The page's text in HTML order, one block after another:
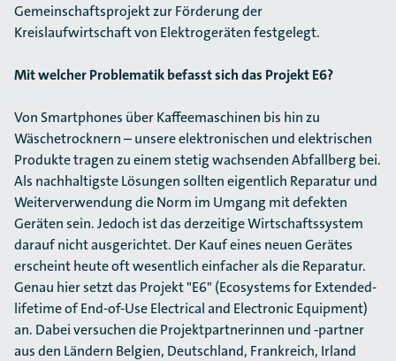
Gemeinschaftsprojekt zur Förderung der
Kreislaufwirtschaft von Elektrogeräten festgelegt.
Mit welcher Problematik befasst sich das Projekt E6?
Von Smartphones über Kaffeemaschinen bis hin zu
Wäschetrocknern – unsere elektronischen und elektrischen
Produkte tragen zu einem stetig wachsenden Abfallberg bei.
Als nachhaltigste Lösungen sollten eigentlich Reparatur und
Weiterverwendung die Norm im Umgang mit defekten
Geräten sein. Jedoch ist das derzeitige Wirtschaftssystem
darauf nicht ausgerichtet. Der Kauf eines neuen Gerätes
erscheint heute oft wesentlich einfacher als die Reparatur.
Genau hier setzt das Projekt "E6" (Ecosystems for Extended-
lifetime of End-of-Use Electrical and Electronic Equipment)
an. Dabei versuchen die Projektpartnerinnen und ‑partner
aus den Ländern Belgien, Deutschland, Frankreich, Irland